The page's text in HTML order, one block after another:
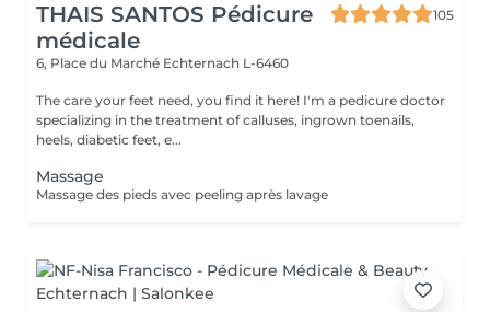
THAIS SANTOS Pédicure
médicale
105
6, Place du Marché Echternach L-6460
The care your feet need, you find it here! I'm a pedicure doctor
specializing in the treatment of calluses, ingrown toenails,
heels, diabetic feet, e...
Massage
Massage des pieds avec peeling après lavage